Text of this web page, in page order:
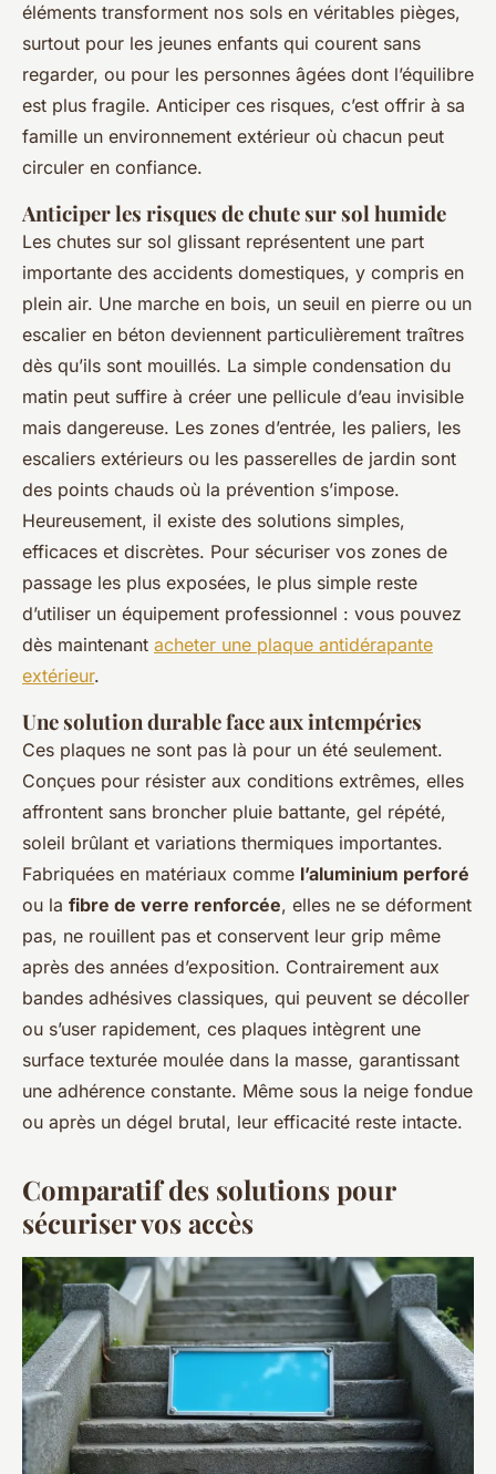
éléments transforment nos sols en véritables pièges,
surtout pour les jeunes enfants qui courent sans
regarder, ou pour les personnes âgées dont l’équilibre
est plus fragile. Anticiper ces risques, c’est offrir à sa
famille un environnement extérieur où chacun peut
circuler en confiance.
Anticiper les risques de chute sur sol humide
Les chutes sur sol glissant représentent une part
importante des accidents domestiques, y compris en
plein air. Une marche en bois, un seuil en pierre ou un
escalier en béton deviennent particulièrement traîtres
dès qu’ils sont mouillés. La simple condensation du
matin peut suffire à créer une pellicule d’eau invisible
mais dangereuse. Les zones d’entrée, les paliers, les
escaliers extérieurs ou les passerelles de jardin sont
des points chauds où la prévention s’impose.
Heureusement, il existe des solutions simples,
efficaces et discrètes. Pour sécuriser vos zones de
passage les plus exposées, le plus simple reste
d’utiliser un équipement professionnel : vous pouvez
dès maintenant acheter une plaque antidérapante
extérieur.
Une solution durable face aux intempéries
Ces plaques ne sont pas là pour un été seulement.
Conçues pour résister aux conditions extrêmes, elles
affrontent sans broncher pluie battante, gel répété,
soleil brûlant et variations thermiques importantes.
Fabriquées en matériaux comme l’aluminium perforé
ou la fibre de verre renforcée, elles ne se déforment
pas, ne rouillent pas et conservent leur grip même
après des années d’exposition. Contrairement aux
bandes adhésives classiques, qui peuvent se décoller
ou s’user rapidement, ces plaques intègrent une
surface texturée moulée dans la masse, garantissant
une adhérence constante. Même sous la neige fondue
ou après un dégel brutal, leur efficacité reste intacte.
Comparatif des solutions pour
sécuriser vos accès